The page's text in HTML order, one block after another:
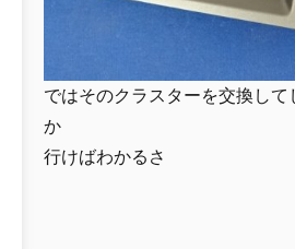
ではそのクラスターを交換し
か
行けばわかるさ